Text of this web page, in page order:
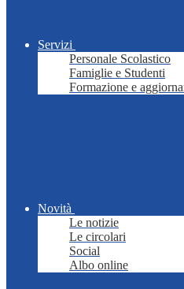
Servizi
Personale Scolastico
Famiglie e Studenti
Formazione e
Novità
Le notizie
Le circolari
Social
Albo online